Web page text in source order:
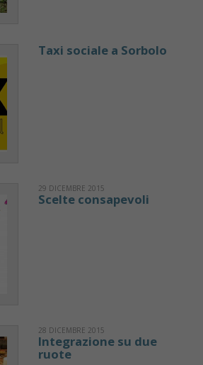
Taxi sociale a Sorbolo
29 DICEMBRE 2015
Scelte consapevoli
28 DICEMBRE 2015
Integrazione su due
ruote